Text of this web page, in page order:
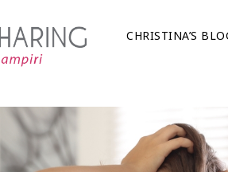
CHRISTINA’S